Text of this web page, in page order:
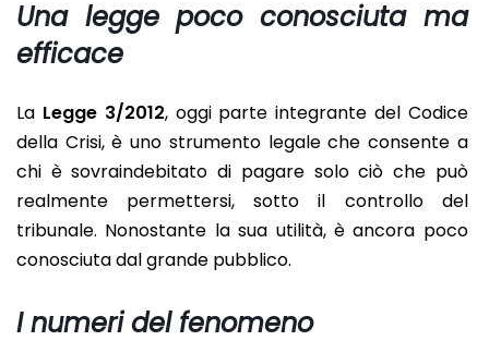
Una legge poco conosciuta ma
efficace
La Legge 3/2012, oggi parte integrante del Codice
della Crisi, è uno strumento legale che consente a
chi è sovraindebitato di pagare solo ciò che può
realmente permettersi, sotto il controllo del
tribunale. Nonostante la sua utilità, è ancora poco
conosciuta dal grande pubblico.
I numeri del fenomeno